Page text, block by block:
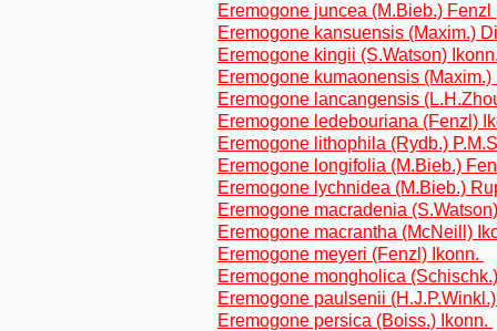
Eremogone juncea (M.Bieb.) Fenzl
Eremogone kansuensis (Maxim.)
Eremogone kingii (S.Watson)
Eremogone kumaonensis
Eremogone lancangensis
Eremogone ledebouriana (Fenzl)
Eremogone lithophila (Rydb.)
Eremogone longifolia (M.Bieb.)
Eremogone lychnidea (M.Bieb.)
Eremogone macradenia
Eremogone macrantha (McNeill)
Eremogone meyeri (Fenzl) Ikonn.
Eremogone mongholica
Eremogone paulsenii
Eremogone persica (Boiss.) Ikonn.